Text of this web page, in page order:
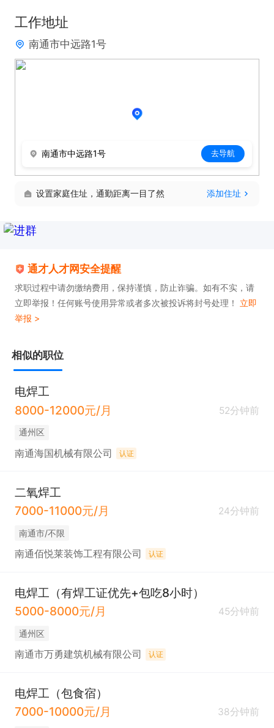
4. 工作地点位于南通崇川区、海门区、启东。
5. 需熟练掌握焊接工艺，具备较强的责任心和团队协
作精神。
只需两步，轻松找工作：1、先点击投简历；2、再打
电话。联系时请说在【通才人才网】上看到的！
工作地址
南通市中远路1号
南通市中远路1号 去导航
设置家庭住址，通勤距离一目了然 添加住址
通才人才网安全提醒
求职过程中请勿缴纳费用，保持谨慎，防止诈骗。如有不实，请
立即举报！任何账号使用异常或者多次被投诉将封号处理！ 立即
举报 >
相似的职位
电焊工
8000-12000元/月
52分钟前
通州区
南通海国机械有限公司 认证
二氧焊工
7000-11000元/月
24分钟前
南通市/不限
南通佰悦莱装饰工程有限公司 认证
电焊工（有焊工证优先+包吃8小时）
5000-8000元/月
45分钟前
通州区
南通市万勇建筑机械有限公司 认证
电焊工（包食宿）
7000-10000元/月
38分钟前